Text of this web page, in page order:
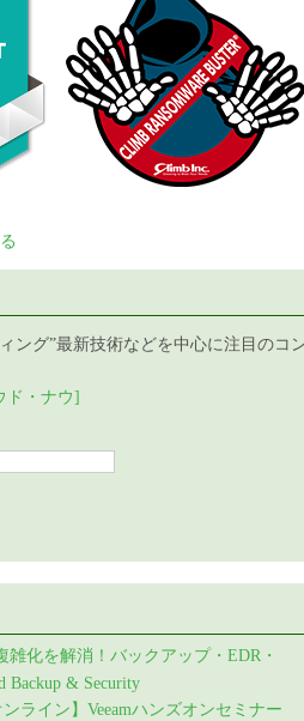
ング”最新技術などを中心に注目のコ
ド・ナウ]
雑化を解消！バックアップ・EDR・
Backup & Security
ンライン】Veeamハンズオンセミナー